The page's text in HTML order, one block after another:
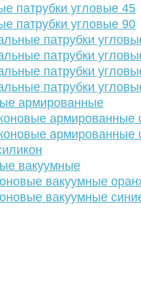
патрубки угловые 45
патрубки угловые 90
патрубки
патрубки
патрубки
патрубки
армированные
армированные
армированные
вакуумные
вакуумные
вакуумные